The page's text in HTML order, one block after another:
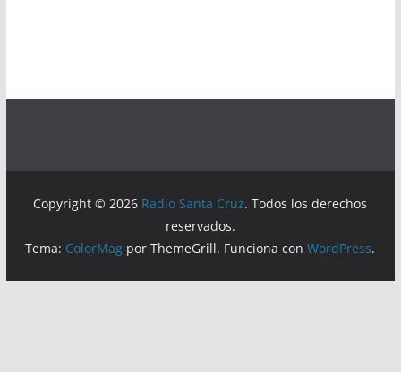
Copyright © 2026 Radio Santa Cruz. Todos los derechos
reservados.
Tema: ColorMag por ThemeGrill. Funciona conWordPress.